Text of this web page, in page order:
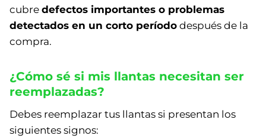
cubre defectos importantes o problemas
detectados en un corto período después de la
compra.
¿Cómo sé si mis llantas necesitan ser
reemplazadas?
Debes reemplazar tus llantas si presentan los
siguientes signos: